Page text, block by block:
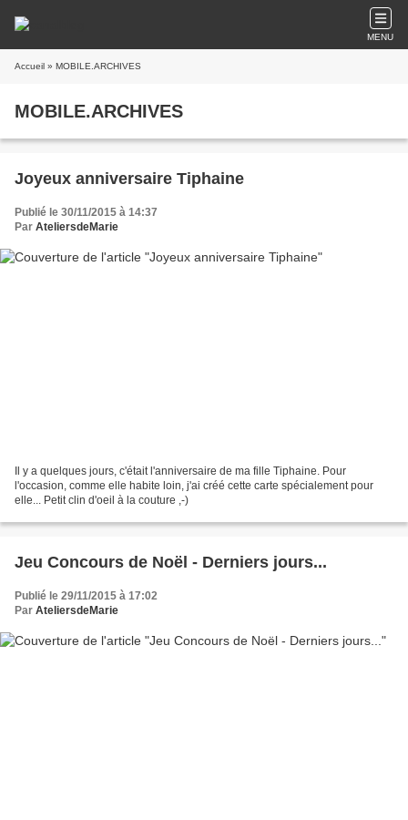
MENU
Accueil » MOBILE.ARCHIVES
MOBILE.ARCHIVES
Joyeux anniversaire Tiphaine
Publié le 30/11/2015 à 14:37
Par AteliersdeMarie
Il y a quelques jours, c'était l'anniversaire de ma fille Tiphaine. Pour
l'occasion, comme elle habite loin, j'ai créé cette carte spécialement pour
elle... Petit clin d'oeil à la couture ,-)
Jeu Concours de Noël - Derniers jours...
Publié le 29/11/2015 à 17:02
Par AteliersdeMarie